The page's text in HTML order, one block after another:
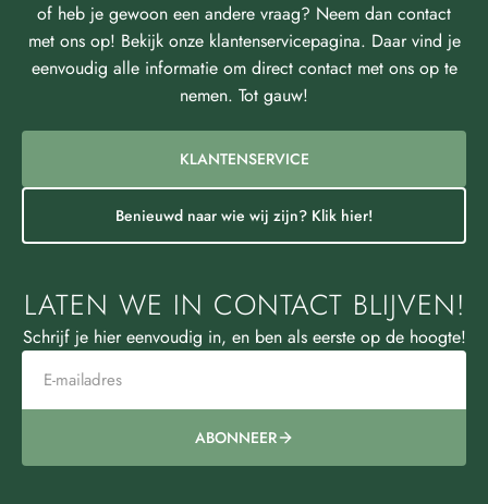
of heb je gewoon een andere vraag? Neem dan contact
met ons op! Bekijk onze klantenservicepagina. Daar vind je
eenvoudig alle informatie om direct contact met ons op te
nemen. Tot gauw!
KLANTENSERVICE
Benieuwd naar wie wij zijn? Klik hier!
LATEN WE IN CONTACT BLIJVEN!
Schrijf je hier eenvoudig in, en ben als eerste op de hoogte!
ABONNEER